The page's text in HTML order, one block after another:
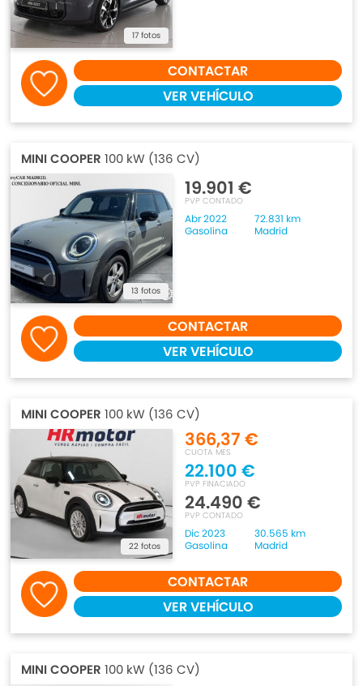
17 fotos
CONTACTAR
VER VEHÍCULO
MINI COOPER 100 kW (136 CV)
13 fotos
19.901 €
PVP CONTADO
Abr 2022
72.831 km
Gasolina
Madrid
CONTACTAR
VER VEHÍCULO
MINI COOPER 100 kW (136 CV)
22 fotos
366,37 €
CUOTA MES
22.100 €
PVP FINACIADO
24.490 €
PVP CONTADO
Dic 2023
30.565 km
Gasolina
Madrid
CONTACTAR
VER VEHÍCULO
MINI COOPER 100 kW (136 CV)